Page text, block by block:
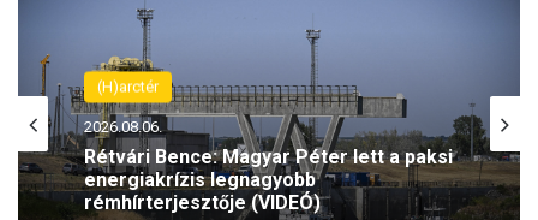
(H)arctér
2026.08.06.
Rétvári Bence: Magyar Péter lett a paksi
energiakrízis legnagyobb
rémhírterjesztője (VIDEÓ)